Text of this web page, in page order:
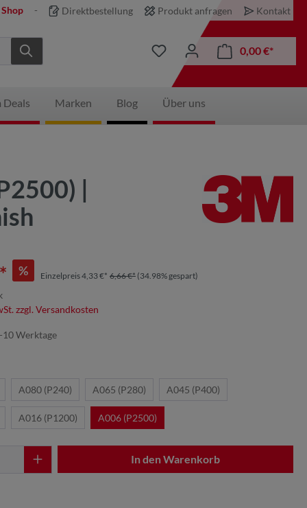
Direktbestellung Produkt anfragen Kontakt
0,00 €*
Deals Marken Blog Über uns
|
% Einzelpreis 4,33 €* 6,66 €* (34.98% gespart)
zzgl. Versandkosten
Werktage
A080 (P240) A065 (P280) A045 (P400)
A016 (P1200) A006 (P2500)
In den Warenkorb